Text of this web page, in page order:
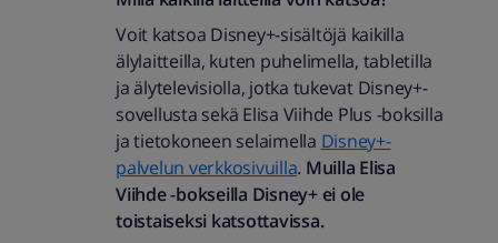
Voit katsoa Disney+-sisältöjä kaikilla
älylaitteilla, kuten puhelimella, tabletilla
ja älytelevisiolla, jotka tukevat Disney+-
sovellusta sekä Elisa Viihde Plus -boksilla
ja tietokoneen selaimella Disney+-
palvelun verkkosivuilla. Muilla Elisa
Viihde -bokseilla Disney+ ei ole
toistaiseksi katsottavissa.